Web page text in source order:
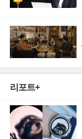
리포트+